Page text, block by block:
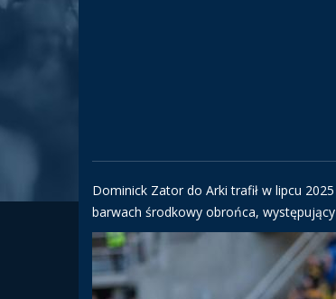
Dominick Zator do Arki trafił w lipcu
barwach środkowy obrońca,